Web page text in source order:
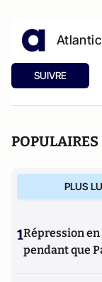
SUIVRE
POPULAIRES
PLUS
1Répression
pendant que